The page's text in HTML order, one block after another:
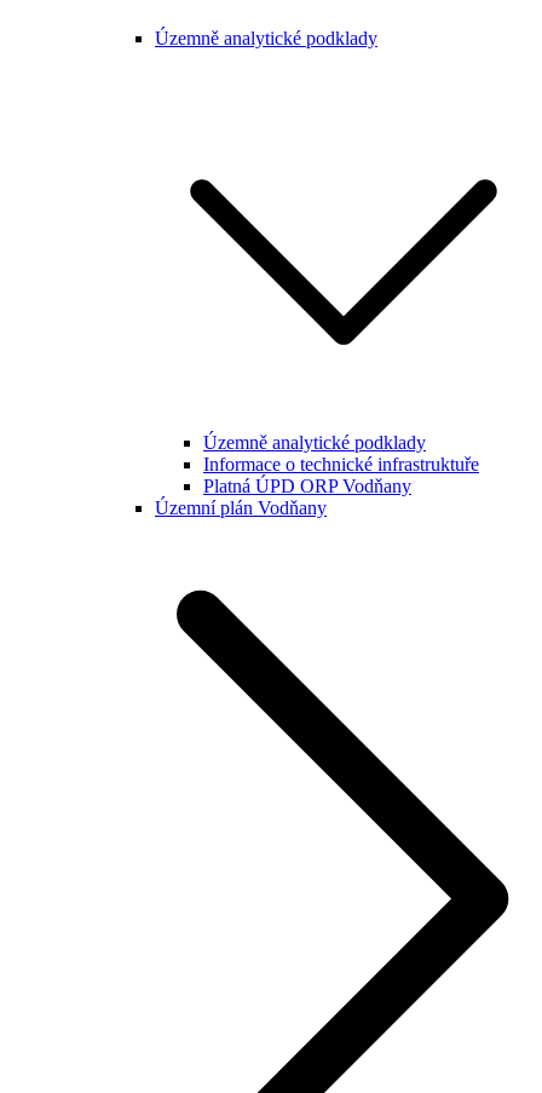
Územně analytické podklady
Územně analytické podklady
Informace o technické infrastruktuře
Platná ÚPD ORP Vodňany
Územní plán Vodňany